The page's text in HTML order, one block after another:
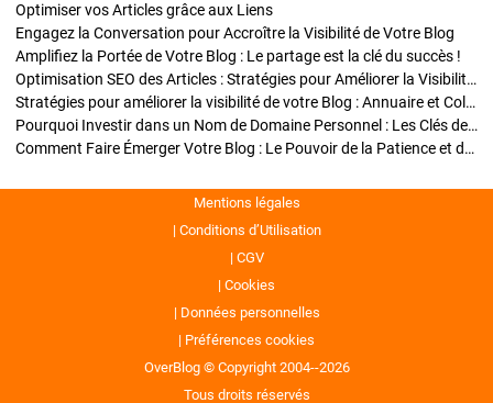
Optimiser vos Articles grâce aux Liens
Engagez la Conversation pour Accroître la Visibilité de Votre Blog
Amplifiez la Portée de Votre Blog : Le partage est la clé du succès !
Optimisation SEO des Articles : Stratégies pour Améliorer la Visibilité de Votre Blog
Stratégies pour améliorer la visibilité de votre Blog : Annuaire et Collaborations
Pourquoi Investir dans un Nom de Domaine Personnel : Les Clés de la Réussite de Votre Blog
Comment Faire Émerger Votre Blog : Le Pouvoir de la Patience et de la Persévérance
Mentions légales
Conditions d’Utilisation
CGV
Cookies
Données personnelles
Préférences cookies
OverBlog © Copyright 2004--2026
Tous droits réservés